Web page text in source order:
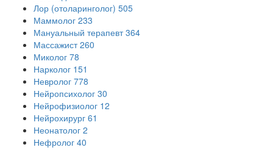
Лор (отоларинголог) 505
Маммолог 233
Мануальный терапевт 364
Массажист 260
Миколог 78
Нарколог 151
Невролог 778
Нейропсихолог 30
Нейрофизиолог 12
Нейрохирург 61
Неонатолог 2
Нефролог 40